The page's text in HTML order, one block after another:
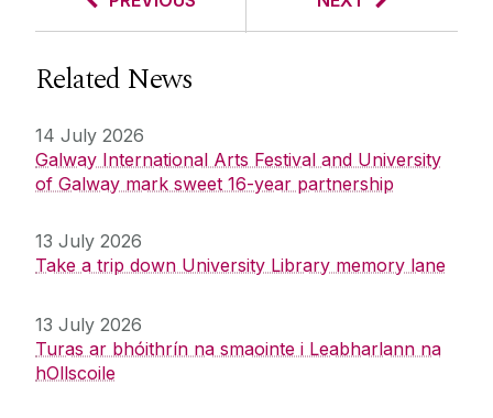
Related News
14 July 2026
Galway International Arts Festival and University
of Galway mark sweet 16-year partnership
13 July 2026
Take a trip down University Library memory lane
13 July 2026
Turas ar bhóithrín na smaointe i Leabharlann na
hOllscoile